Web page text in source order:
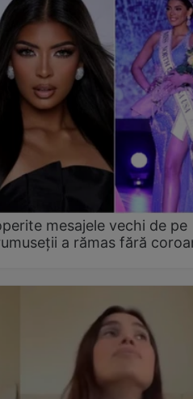
mesajele vechi de pe
a rămas fără